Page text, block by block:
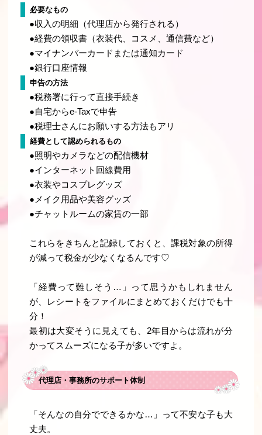
必要なもの
●収入の明細（代理店から発行される）
●経費の領収書（衣装代、コスメ、通信費など）
●マイナンバーカードまたは通知カード
●銀行口座情報
申告の方法
●税務署に行って直接手続き
●自宅からe-Taxで申告
●税理士さんにお願いする方法もアリ
経費として認められるもの
●照明やカメラなどの配信機材
●インターネット回線費用
●衣装やコスプレグッズ
●メイク用品や美容グッズ
●チャットルームの家賃の一部
これらをきちんと記録しておくと、課税対象の所得
が減って税金が少なくなるんです♡
「経費って難しそう…」って思うかもしれません
が、レシートをファイルにまとめておくだけでも十
分！
最初は大変そうに見えても、2年目からは流れが分
かってスムーズになる子が多いですよ。
代理店・事務所のサポート体制
「そんなの自分でできるかな…」って不安な子も大
丈夫。